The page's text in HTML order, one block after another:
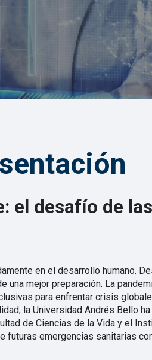
el desafío de
en el desarrollo humano.
una mejor preparación. La
para enfrentar crisis
la Universidad Andrés Bello
de Ciencias de la Vida y el
futuras emergencias sanitarias